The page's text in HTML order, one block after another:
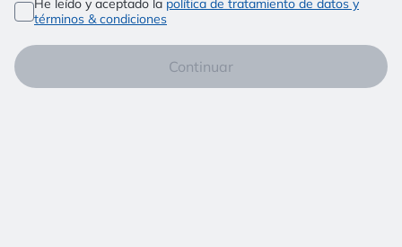
He leído y aceptado la política de tratamiento de datos y
términos & condiciones
Continuar